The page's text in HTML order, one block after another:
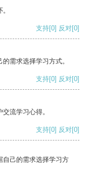
支持[0] 反对[0]
需求选择学习方式。
支持[0] 反对[0]
流学习心得。
支持[0] 反对[0]
自己的需求选择学习方